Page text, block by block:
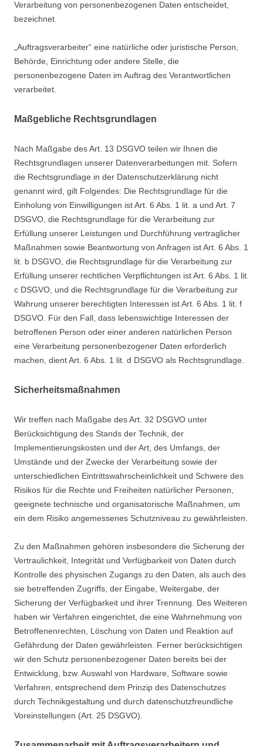
Verarbeitung von personenbezogenen Daten entscheidet,
bezeichnet.
„Auftragsverarbeiter“ eine natürliche oder juristische Person,
Behörde, Einrichtung oder andere Stelle, die
personenbezogene Daten im Auftrag des Verantwortlichen
verarbeitet.
Maßgebliche Rechtsgrundlagen
Nach Maßgabe des Art. 13 DSGVO teilen wir Ihnen die
Rechtsgrundlagen unserer Datenverarbeitungen mit. Sofern
die Rechtsgrundlage in der Datenschutzerklärung nicht
genannt wird, gilt Folgendes: Die Rechtsgrundlage für die
Einholung von Einwilligungen ist Art. 6 Abs. 1 lit. a und Art. 7
DSGVO, die Rechtsgrundlage für die Verarbeitung zur
Erfüllung unserer Leistungen und Durchführung vertraglicher
Maßnahmen sowie Beantwortung von Anfragen ist Art. 6 Abs. 1
lit. b DSGVO, die Rechtsgrundlage für die Verarbeitung zur
Erfüllung unserer rechtlichen Verpflichtungen ist Art. 6 Abs. 1 lit.
c DSGVO, und die Rechtsgrundlage für die Verarbeitung zur
Wahrung unserer berechtigten Interessen ist Art. 6 Abs. 1 lit. f
DSGVO. Für den Fall, dass lebenswichtige Interessen der
betroffenen Person oder einer anderen natürlichen Person
eine Verarbeitung personenbezogener Daten erforderlich
machen, dient Art. 6 Abs. 1 lit. d DSGVO als Rechtsgrundlage.
Sicherheitsmaßnahmen
Wir treffen nach Maßgabe des Art. 32 DSGVO unter
Berücksichtigung des Stands der Technik, der
Implementierungskosten und der Art, des Umfangs, der
Umstände und der Zwecke der Verarbeitung sowie der
unterschiedlichen Eintrittswahrscheinlichkeit und Schwere des
Risikos für die Rechte und Freiheiten natürlicher Personen,
geeignete technische und organisatorische Maßnahmen, um
ein dem Risiko angemessenes Schutzniveau zu gewährleisten.
Zu den Maßnahmen gehören insbesondere die Sicherung der
Vertraulichkeit, Integrität und Verfügbarkeit von Daten durch
Kontrolle des physischen Zugangs zu den Daten, als auch des
sie betreffenden Zugriffs, der Eingabe, Weitergabe, der
Sicherung der Verfügbarkeit und ihrer Trennung. Des Weiteren
haben wir Verfahren eingerichtet, die eine Wahrnehmung von
Betroffenenrechten, Löschung von Daten und Reaktion auf
Gefährdung der Daten gewährleisten. Ferner berücksichtigen
wir den Schutz personenbezogener Daten bereits bei der
Entwicklung, bzw. Auswahl von Hardware, Software sowie
Verfahren, entsprechend dem Prinzip des Datenschutzes
durch Technikgestaltung und durch datenschutzfreundliche
Voreinstellungen (Art. 25 DSGVO).